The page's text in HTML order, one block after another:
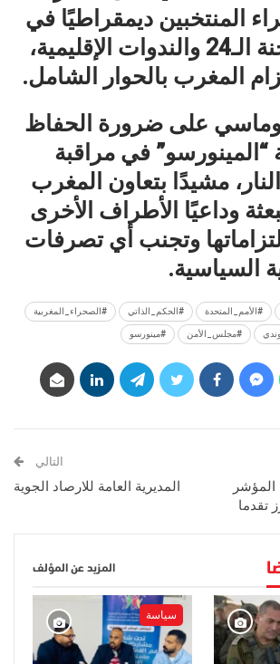
المنتخبين ديمقراطيًا في
اجتماعات لجنة الـ24 والندوات الإقليمية،
المغرب بالحوار الشامل.
على ضرورة الحفاظ
“المينورسو” في مراقبة
مشيدًا بتعاون المغرب
وداعيًا الأطراف الأخرى
وتجنب أي تصرفات
السياسية.
#الأمم_المتحدة #الحكم_الذاتي #الصحراء_المغربية
#مجلس_الأمن #مينورسو
المؤشر
تقدما
التالي
المديرية العامة للارصاد الجوية
المزيد عن المؤلف
سياسة